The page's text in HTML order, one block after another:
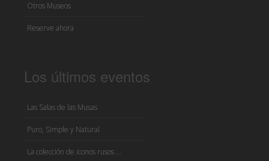
Otros Museos
Reserve ahora
Los últimos eventos
Las Salas de las Musas
Puro, Simple y Natural
La colección de iconos rusos ...